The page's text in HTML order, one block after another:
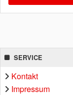
SERVICE
Kontakt
Impressum